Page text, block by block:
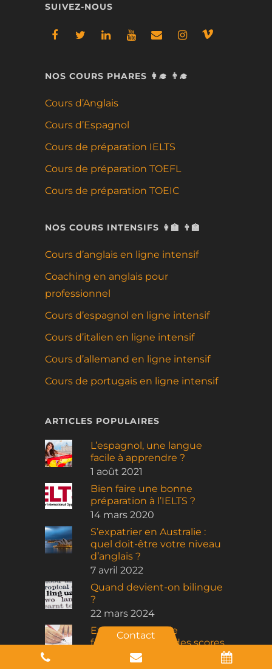
SUIVEZ-NOUS
NOS COURS PHARES 👩‍🎓 👨‍🎓
Cours d’Anglais
Cours d’Espagnol
Cours de préparation IELTS
Cours de préparation TOEFL
Cours de préparation TOEIC
NOS COURS INTENSIFS 👩‍🏫 👨‍🏫
Cours d’anglais en ligne intensif
Coaching en anglais pour
professionnel
Cours d’espagnol en ligne intensif
Cours d’italien en ligne intensif
Cours d’allemand en ligne intensif
Cours de portugais en ligne intensif
ARTICLES POPULAIRES
L’espagnol, une langue
facile à apprendre ?
1 août 2021
Bien faire une bonne
préparation à l’IELTS ?
14 mars 2020
S’expatrier en Australie :
quel doit-être votre niveau
d’anglais ?
7 avril 2022
Quand devient-on bilingue
?
22 mars 2024
Explications sur le
fonctionnement des scores
du test IELTS ?
Contact